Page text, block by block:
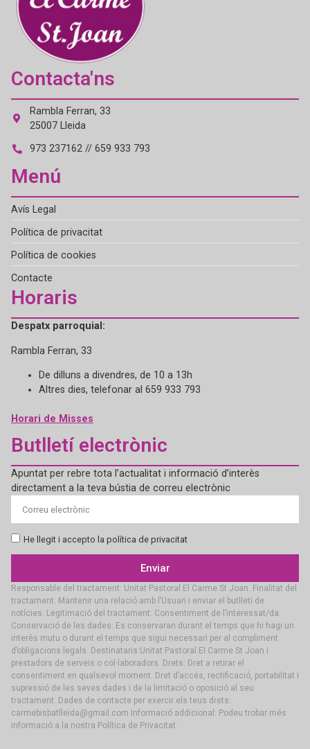
Contacta'ns
Rambla Ferran, 33
25007 Lleida
973 237162 // 659 933 793
Menú
Avís Legal
Política de privacitat
Política de cookies
Contacte
Horaris
Despatx parroquial:
Rambla Ferran, 33
De dilluns a divendres, de 10 a 13h
Altres dies, telefonar al 659 933 793
Horari de Misses
Butlletí electrònic
Apuntat per rebre tota l’actualitat i informació d’interès
directament a la teva bústia de correu electrònic
He llegit i accepto la política de privacitat
Enviar
Responsable del tractament: Unitat Pastoral El Carme St Joan. Finalitat del
tractament: Mantenir una relació amb l’Usuari i enviar el butlletí de
notícies. Legitimació del tractament: Consentiment de l’interessat/da.
Conservació de les dades: Es conservaran durant el temps que hi hagi un
interès mutu o durant el temps que sigui necessari per al compliment
d’obligacions legals. Destinataris:Unitat Pastoral El Carme St Joan i
prestadors de serveis o col·laboradors. Drets: Dret a retirar el
consentiment en qualsevol moment. Dret d’accés, rectificació, portabilitat i
supressió de les seves dades i de la limitació o oposició al seu
tractament. Dades de contacte per exercir els teus drets:
carmebisbatlleida@gmail.com Informació addicional: Podeu trobar més
informació a la nostra Política de Privacitat.